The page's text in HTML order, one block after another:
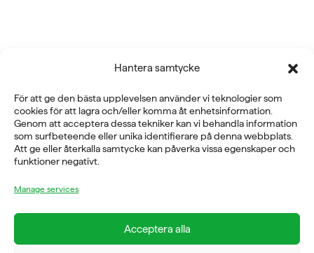
Hantera samtycke
För att ge den bästa upplevelsen använder vi teknologier som
cookies för att lagra och/eller komma åt enhetsinformation.
Genom att acceptera dessa tekniker kan vi behandla information
som surfbeteende eller unika identifierare på denna webbplats.
Att ge eller återkalla samtycke kan påverka vissa egenskaper och
funktioner negativt.
Manage services
Acceptera alla
info@fysioline.se
TELEFON
08-760 6100
ADRESS
Rosendalsvägen 18b, SE-14143 Huddinge